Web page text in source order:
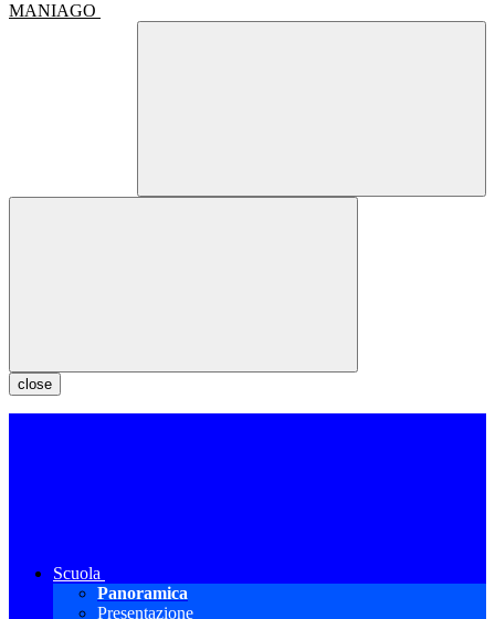
MANIAGO
close
Scuola
Panoramica
Presentazione